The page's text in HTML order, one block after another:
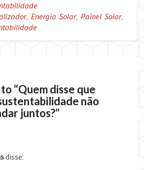
, Energia Solar, Painel Solar,
“Quem disse que
não
juntos?”
disse: